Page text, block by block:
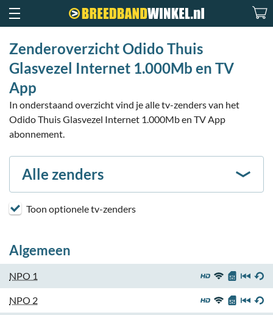
Zenderoverzicht Odido Thuis
Glasvezel Internet 1.000Mb en TV
App
In onderstaand overzicht vind je alle tv-zenders van het
Odido Thuis Glasvezel Internet 1.000Mb en TV App
abonnement.
Alle zenders
Toon optionele tv-zenders
Algemeen
NPO 1
NPO 2